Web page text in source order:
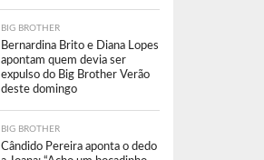
BIG BROTHER
Bernardina Brito e Diana Lopes
apontam quem devia ser
expulso do Big Brother Verão
deste domingo
BIG BROTHER
Cândido Pereira aponta o dedo